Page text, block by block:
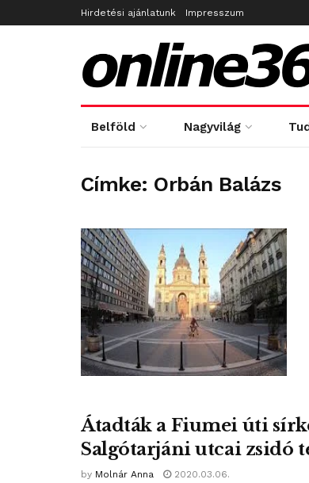
Hirdetési ajánlatunk Impresszum
Belföld Nagyvilág
Címke: Orbán Balázs
Átadták a Fiumei úti
Salgótarjáni utcai zsidó
by Molnár Anna 2020.03.06.